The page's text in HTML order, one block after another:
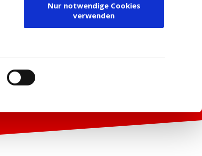
Nur notwendige Cookies
verwenden